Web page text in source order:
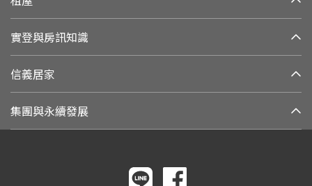
實登與房訊知識
信義居家
集團與永續發展